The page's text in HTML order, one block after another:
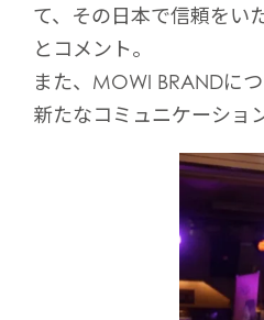
Mowi Global
ACTIVE
て、その日本で信頼をい
とコメント。
また、MOWI BRANDに
新たなコミュニケーショ